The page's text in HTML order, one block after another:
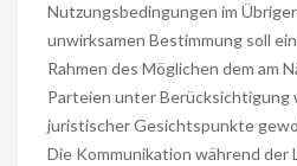
Nutzungsbedingungen im
unwirksamen Bestimmung soll
Rahmen des Möglichen dem am
Parteien unter
juristischer Gesichtspunkte
Die Kommunikation während der